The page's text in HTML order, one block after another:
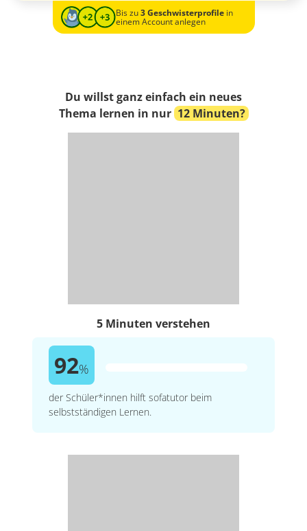
Bis zu3 Geschwisterprofilein
einem Account anlegen
Du willst ganz einfach ein neues
Thema lernen in nur 12 Minuten?
5 Minuten verstehen
92%
der Schüler*innen hilft sofatutor beim
selbstständigen Lernen.